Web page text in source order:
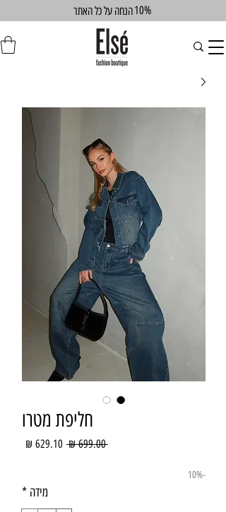
הנחה על כל האתר10%
חליפת מטרו
‏699.00 ‏₪
מחיר
-10%
מידה *